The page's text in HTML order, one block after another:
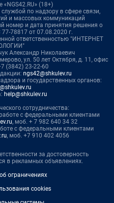
«NGS42.RU» (18+)
по надзору в сфере связи,
и массовых коммуникаций
номер и дата принятия решения о
78817 от 07.08.2020 г.
ответственностью "ИНТЕРНЕТ
Александр Николаевич
ул. 50 лет Октября, д. 11, офис
(3842) 23-22-60
ngs42@shkulev.ru
и государственных органов:
help@shkulev.ru
сотрудничества:
с федеральными клиентами
, моб. + 7 982 640 34 32
с федеральными клиентами
, моб. +7 910 402 4056
за достоверность
в рекламных объявлениях.
ограничениях
cookies